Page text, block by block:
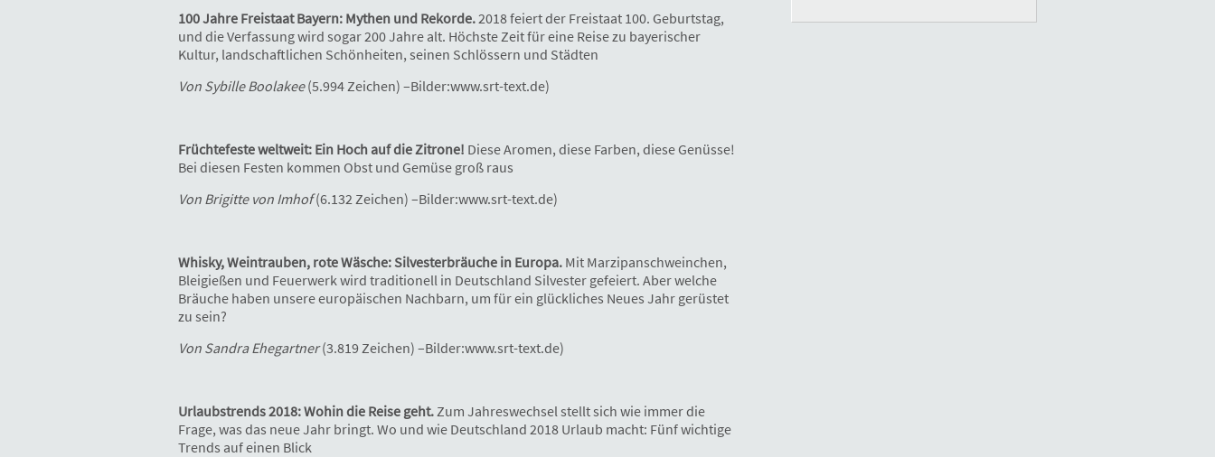
100 Jahre Freistaat Bayern: Mythen und Rekorde.2018 feiert der Freistaat 100. Geburtstag,
und die Verfassung wird sogar 200 Jahre alt. Höchste Zeit für eine Reise zu bayerischer
Kultur, landschaftlichen Schönheiten, seinen Schlössern und Städten
Von Sybille Boolakee(5.994 Zeichen) –Bilder:www.srt-text.de)
Früchtefeste weltweit: Ein Hoch auf die Zitrone! Diese Aromen, diese Farben, diese Genüsse!
Bei diesen Festen kommen Obst und Gemüse groß raus
Von Brigitte von Imhof(6.132 Zeichen) –Bilder:www.srt-text.de)
Whisky, Weintrauben, rote Wäsche: Silvesterbräuche in Europa. Mit Marzipanschweinchen,
Bleigießen und Feuerwerk wird traditionell in Deutschland Silvester gefeiert. Aber welche
Bräuche haben unsere europäischen Nachbarn, um für ein glückliches Neues Jahr gerüstet
zu sein?
Von Sandra Ehegartner(3.819 Zeichen) –Bilder:www.srt-text.de)
Urlaubstrends 2018: Wohin die Reise geht.Zum Jahreswechsel stellt sich wie immer die
Frage, was das neue Jahr bringt. Wo und wie Deutschland 2018 Urlaub macht: Fünf wichtige
Trends auf einen Blick